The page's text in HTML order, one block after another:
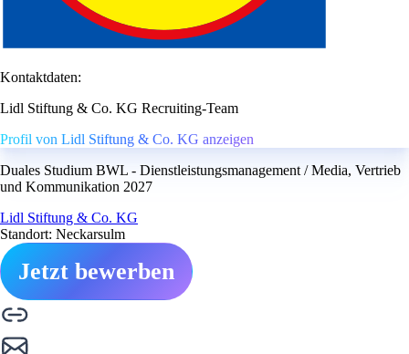
Kontaktdaten:
Lidl Stiftung & Co. KG Recruiting-Team
Profil von Lidl Stiftung & Co. KG anzeigen
Duales Studium BWL - Dienstleistungsmanagement / Media, Vertrieb
und Kommunikation 2027
Lidl Stiftung & Co. KG
Standort: Neckarsulm
Jetzt bewerben